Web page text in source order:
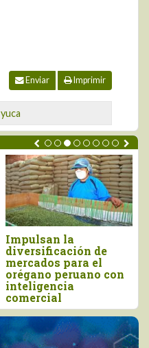
Enviar Imprimir
yuca
Impulsan la
diversificación de
mercados para el
orégano peruano con
inteligencia
comercial